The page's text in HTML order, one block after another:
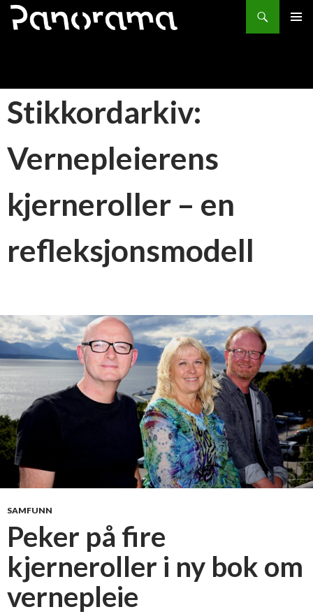
Søk
HOPP
Stikkordarkiv:
Vernepleierens
kjerneroller – en
refleksjonsmodell
SAMFUNN
Peker på fire
kjerneroller i ny bok om
vernepleie